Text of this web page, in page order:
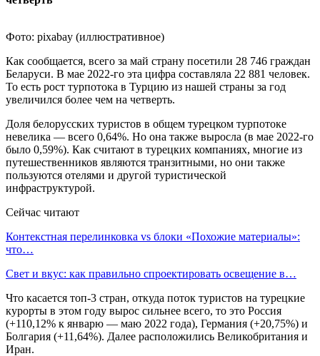
Фото: pixabay (иллюстративное)
Как сообщается, всего за май страну посетили 28 746 граждан
Беларуси. В мае 2022-го эта цифра составляла 22 881 человек.
То есть рост турпотока в Турцию из нашей страны за год
увеличился более чем на четверть.
Доля белорусских туристов в общем турецком турпотоке
невелика — всего 0,64%. Но она также выросла (в мае 2022-го
было 0,59%). Как считают в турецких компаниях, многие из
путешественников являются транзитными, но они также
пользуются отелями и другой туристической
инфраструктурой.
Сейчас читают
Контекстная перелинковка vs блоки «Похожие материалы»:
что…
Свет и вкус: как правильно спроектировать освещение в…
Что касается топ-3 стран, откуда поток туристов на турецкие
курорты в этом году вырос сильнее всего, то это Россия
(+110,12% к январю — маю 2022 года), Германия (+20,75%) и
Болгария (+11,64%). Далее расположились Великобритания и
Иран.